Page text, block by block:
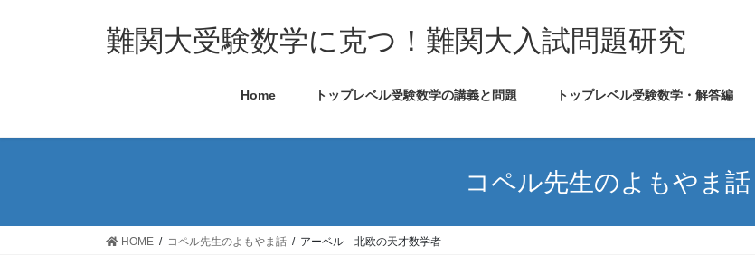
難関大受験数学に克つ！難関大入試問題研究
Home トップレベル受験数学の講義と問題 トップレベル受験数学・解答編
コペル先生のよもやま話
HOME コペル先生のよもやま話 アーベル－北欧の天才数学者－